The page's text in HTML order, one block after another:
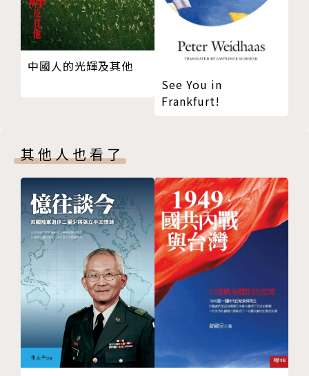
●朝鮮民族豐富的精神世界——多元宗教、豐富神怪
道教、佛教、基督教……還有薩滿信仰，全部都在同個
半島！
南韓國旗陰陽八卦各具意義、宗廟祠堂與教堂林立又並
存，宗教信仰影響韓國發展綿長，民間也不乏有獨特的
●隱士之國——北韓！金氏家族的神話與權力
從金日成、金正日到金正恩，在極權主義的高牆外，我
們只能看見流傳出來的金氏神話，
金日成將松果變成手榴彈、金正日發明了漢堡，當金正
恩繼承權力，卻一改父輩的領導方針，開始帶領北韓科
學化發展！
在金氏家族的高壓統治下，北韓漫畫卻有著獨樹一幟的
風格，《威翅大將軍》、《頻率Ａ的祕密》、《熱帶雪
暴》等作品宣揚著北韓主體思想，但也呈現了北韓當時
的外交狀況！
中國人的光輝及其他
See You in
Frankfurt!
其他人也看了